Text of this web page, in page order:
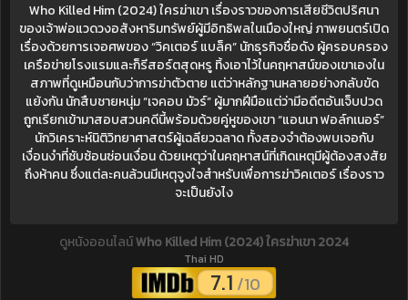
Who Killed Him (2024) ใครฆ่าเขา เรื่องราวของการเสียชีวิตปริศนา
ของเจ้าพ่อแวดวงอสังหาริมทรัพย์ผู้มีอิทธิพลในเมืองใหญ่ ภาพยนตร์เปิด
เรื่องด้วยการเจอศพของ “วิคเตอร์ แบล็ค” นักธุรกิจชื่อดัง ผู้ครอบครอง
เครือข่ายโรงแรมและก็รีสอร์ตสุดหรู ทิ้งเอาไว้ในคฤหาสน์ของเขาเองใน
สภาพที่ดูเหมือนกับว่าการฆ่าตัวตาย แต่ว่าหลักฐานหลายอย่างกลับขัด
แย้งกัน นักสืบชายหนุ่ม “เจคอบ มัวร์” ผู้มากฝีมือแต่ว่ามีอดีตอันเจ็บปวด
ถูกเรียกเข้ามาสอบสวนคดีนี้พร้อมด้วยคู่หูของเขา “แอนนา ฟอล์กเนอร์”
นักวิเคราะห์นิติวิทยาศาสตร์ผู้เฉลียวฉลาด ทั้งสองจำต้องพบเจอกับ
เงื่อนงำที่ซับซ้อนซ่อนเงื่อน ด้วยเหตุว่าในคฤหาสน์ที่เกิดเหตุมีผู้ต้องสงสัย
ถึงห้าคน ซึ่งแต่ละคนล้วนมีเหตุจูงใจสำหรับเพื่อการฆ่าวิคเตอร์ เรื่องราว
จะเป็นยังไง
ดูหนังออนไลน์Who Killed Him (2024) ใครฆ่าเขา 2024
Thai HD
7.1 /10